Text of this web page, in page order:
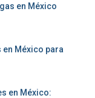
en México
México para
en México: